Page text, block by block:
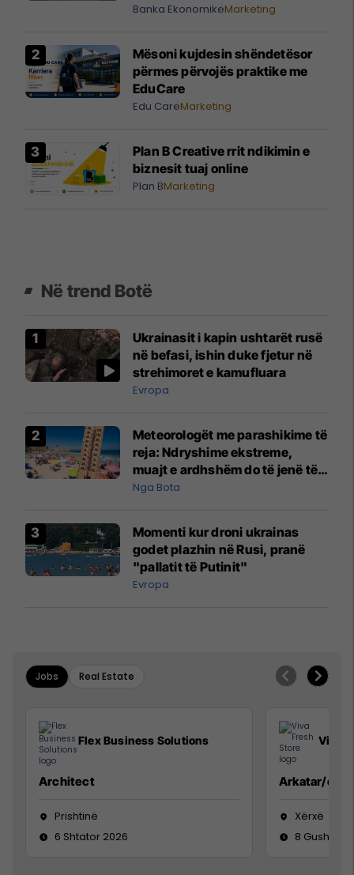
Banka EkonomikeMarketing
Mësoni kujdesin shëndetësor
përmes përvojës praktike me
EduCare
Edu CareMarketing
Plan B Creative rrit ndikimin e
biznesit tuaj online
Plan BMarketing
Në trend Botë
Ukrainasit i kapin ushtarët rusë
në befasi, ishin duke fjetur në
strehimoret e kamufluara
Evropa
Meteorologët me parashikime të
reja: Ndryshime ekstreme,
muajt e ardhshëm do të jenë të
pazakontë
Nga Bota
Momenti kur droni ukrainas
godet plazhin në Rusi, pranë
"pallatit të Putinit"
Evropa
Jobs Real Estate
Flex Business Solutions
Architect
Prishtinë
6 Shtator 2026
Viva
Arkatar/e
Xërxë
8 Gusht